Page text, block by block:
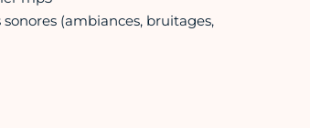
(ambiances, bruitages,